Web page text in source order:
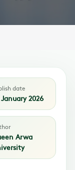
date
2026
Arwa